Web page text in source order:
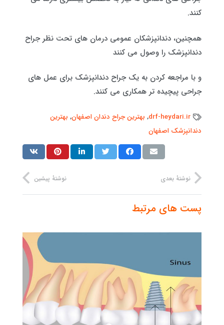
کنند.
همچنین، دندانپزشکان عمومی درمان های تحت نظر جراح
دندانپزشک را وصول می کنند
و با مراجعه کردن به یک جراح دندانپزشک برای عمل های
جراحی پیچیده تر همکاری می کنند.
drf-heydari.ir
, بهترین جراح دندان اصفهان, بهترین
دندانپزشک اصفهان
نوشتهٔ پیشین نوشتهٔ بعدی
پست های مرتبط